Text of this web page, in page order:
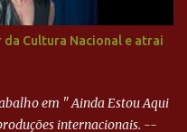
grande defesa. Seis
e quase surpreendeu o
No fim, Jefferson teve
Gol para matar espera...
da Cultura Nacional e atrai
em " Ainda Estou Aqui
internacionais. --